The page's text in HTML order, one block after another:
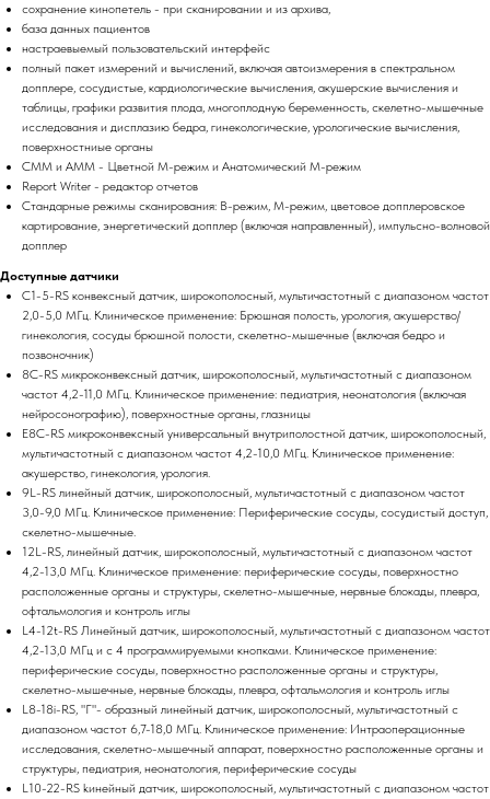
сохранение кинопетель - при сканировании и из архива,
база данных пациентов
настраевыемый пользовательский интерфейс
полный пакет измерений и вычислений, включая автоизмерения в спектральном
допплере, сосудистые, кардиологические вычисления, акушерские вычисления и
таблицы, графики развития плода, многоплодную беременность, скелетно-мышечные
исследования и дисплазию бедра, гинекологические, урологические вычисления,
поверхностниые органы
CMM и AMM - Цветной М-режим и Анатомический М-режим
Report Writer - редактор отчетов
Стандарные режимы сканирования: В-режим, М-режим, цветовое допплеровское
картирование, энергетический допплер (включая направленный), импульсно-волновой
допплер
Доступные датчики
C1-5-RS конвексный датчик, широкополосный, мультичастотный с диапазоном частот
2,0-5,0 МГц. Клиническое применение: Брюшная полость, урология, акушерство/
гинекология, сосуды брюшной полости, скелетно-мышечные (включая бедро и
позвоночник)
8C-RS микроконвексный датчик, широкополосный, мультичастотный с диапазоном
частот 4,2-11,0 МГц. Клиническое применение: педиатрия, неонатология (включая
нейросонографию), поверхностные органы, глазницы
E8C-RS микроконвексный универсальный внутриполостной датчик, широкополосный,
мультичастотный с диапазоном частот 4,2-10,0 МГц. Клиническое применение:
акушерство, гинекология, урология.
9L-RS линейный датчик, широкополосный, мультичастотный с диапазоном частот
3,0-9,0 МГц. Клиническое применение: Периферические сосуды, сосудистый доступ,
скелетно-мышечные.
12L-RS, линейный датчик, широкополосный, мультичастотный с диапазоном частот
4,2-13,0 МГц. Клиническое применение: периферические сосуды, поверхностно
расположенные органы и структуры, скелетно-мышечные, нервные блокады, плевра,
офтальмология и контроль иглы
L4-12t-RS Линейный датчик, широкополосный, мультичастотный с диапазоном частот
4,2-13,0 МГц и с 4 программируемыми кнопками. Клиническое применение:
периферические сосуды, поверхностно расположенные органы и структуры,
скелетно-мышечные, нервные блокады, плевра, офтальмология и контроль иглы
L8-18i-RS, "Г"- образный линейный датчик, широкополосный, мультичастотный с
диапазоном частот 6,7-18,0 МГц. Клиническое применение: Интраоперационные
исследования, скелетно-мышечный аппарат, поверхностно расположенные органы и
структуры, педиатрия, неонатология, периферические сосуды
L10-22-RS kинейный датчик, широкополосный, мультичастотный с диапазоном частот